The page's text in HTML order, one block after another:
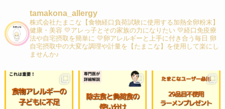
tamakona_allergy
株式会社たまこな【食物経口負荷試験に使用する加熱全卵粉末】
健康・美容 💛アレっ子とその家族の力になりたい 💛経口免疫療
法や自宅摂取を簡単に 💛卵アレルギーと上手に付き合う毎日 卵
自宅摂取中の大変な調理や計量を【たまこな】を使用して楽にし
ませんか♪